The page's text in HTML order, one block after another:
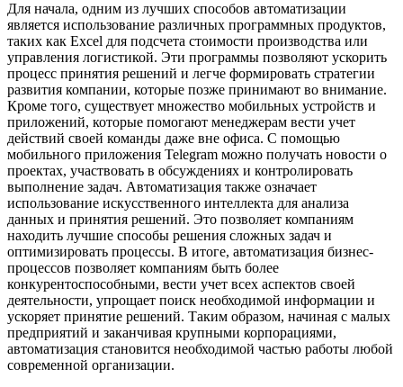
Для начала, одним из лучших способов автоматизации
является использование различных программных продуктов,
таких как Excel для подсчета стоимости производства или
управления логистикой. Эти программы позволяют ускорить
процесс принятия решений и легче формировать стратегии
развития компании, которые позже принимают во внимание.
Кроме того, существует множество мобильных устройств и
приложений, которые помогают менеджерам вести учет
действий своей команды даже вне офиса. С помощью
мобильного приложения Telegram можно получать новости о
проектах, участвовать в обсуждениях и контролировать
выполнение задач. Автоматизация также означает
использование искусственного интеллекта для анализа
данных и принятия решений. Это позволяет компаниям
находить лучшие способы решения сложных задач и
оптимизировать процессы. В итоге, автоматизация бизнес-
процессов позволяет компаниям быть более
конкурентоспособными, вести учет всех аспектов своей
деятельности, упрощает поиск необходимой информации и
ускоряет принятие решений. Таким образом, начиная с малых
предприятий и заканчивая крупными корпорациями,
автоматизация становится необходимой частью работы любой
современной организации.